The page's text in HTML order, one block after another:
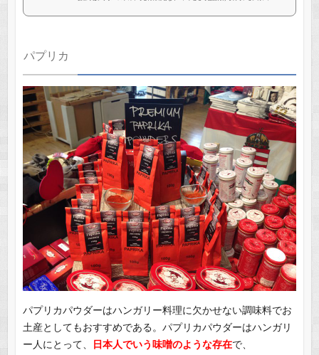
パプリカ
パプリカパウダーはハンガリー料理に欠かせない調味料でお
土産としてもおすすめである。パプリカパウダーはハンガリ
ー人にとって、
日本人でいう味噌のような存在で、